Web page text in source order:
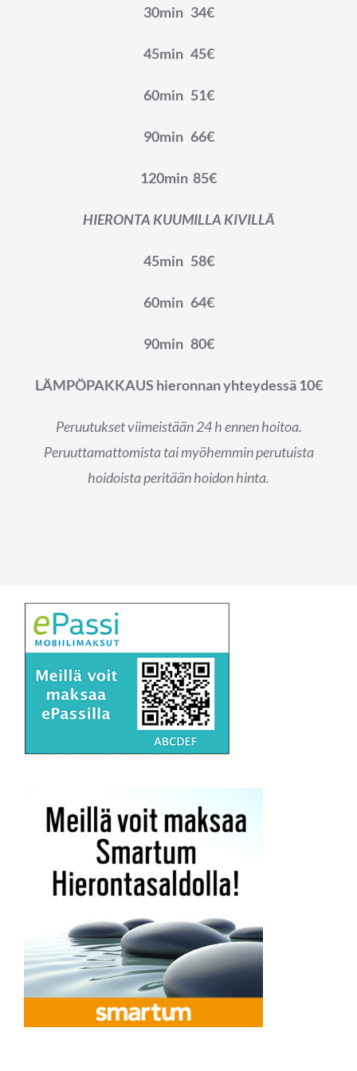
30min 34€
45min 45€
60min 51€
90min 66€
120min 85€
HIERONTA KUUMILLA KIVILLÄ
45min 58€
60min 64€
90min 80€
LÄMPÖPAKKAUS hieronnan yhteydessä 10€
Peruutukset viimeistään 24 h ennen hoitoa.
Peruuttamattomista tai myöhemmin perutuista
hoidoista peritään hoidon hinta.